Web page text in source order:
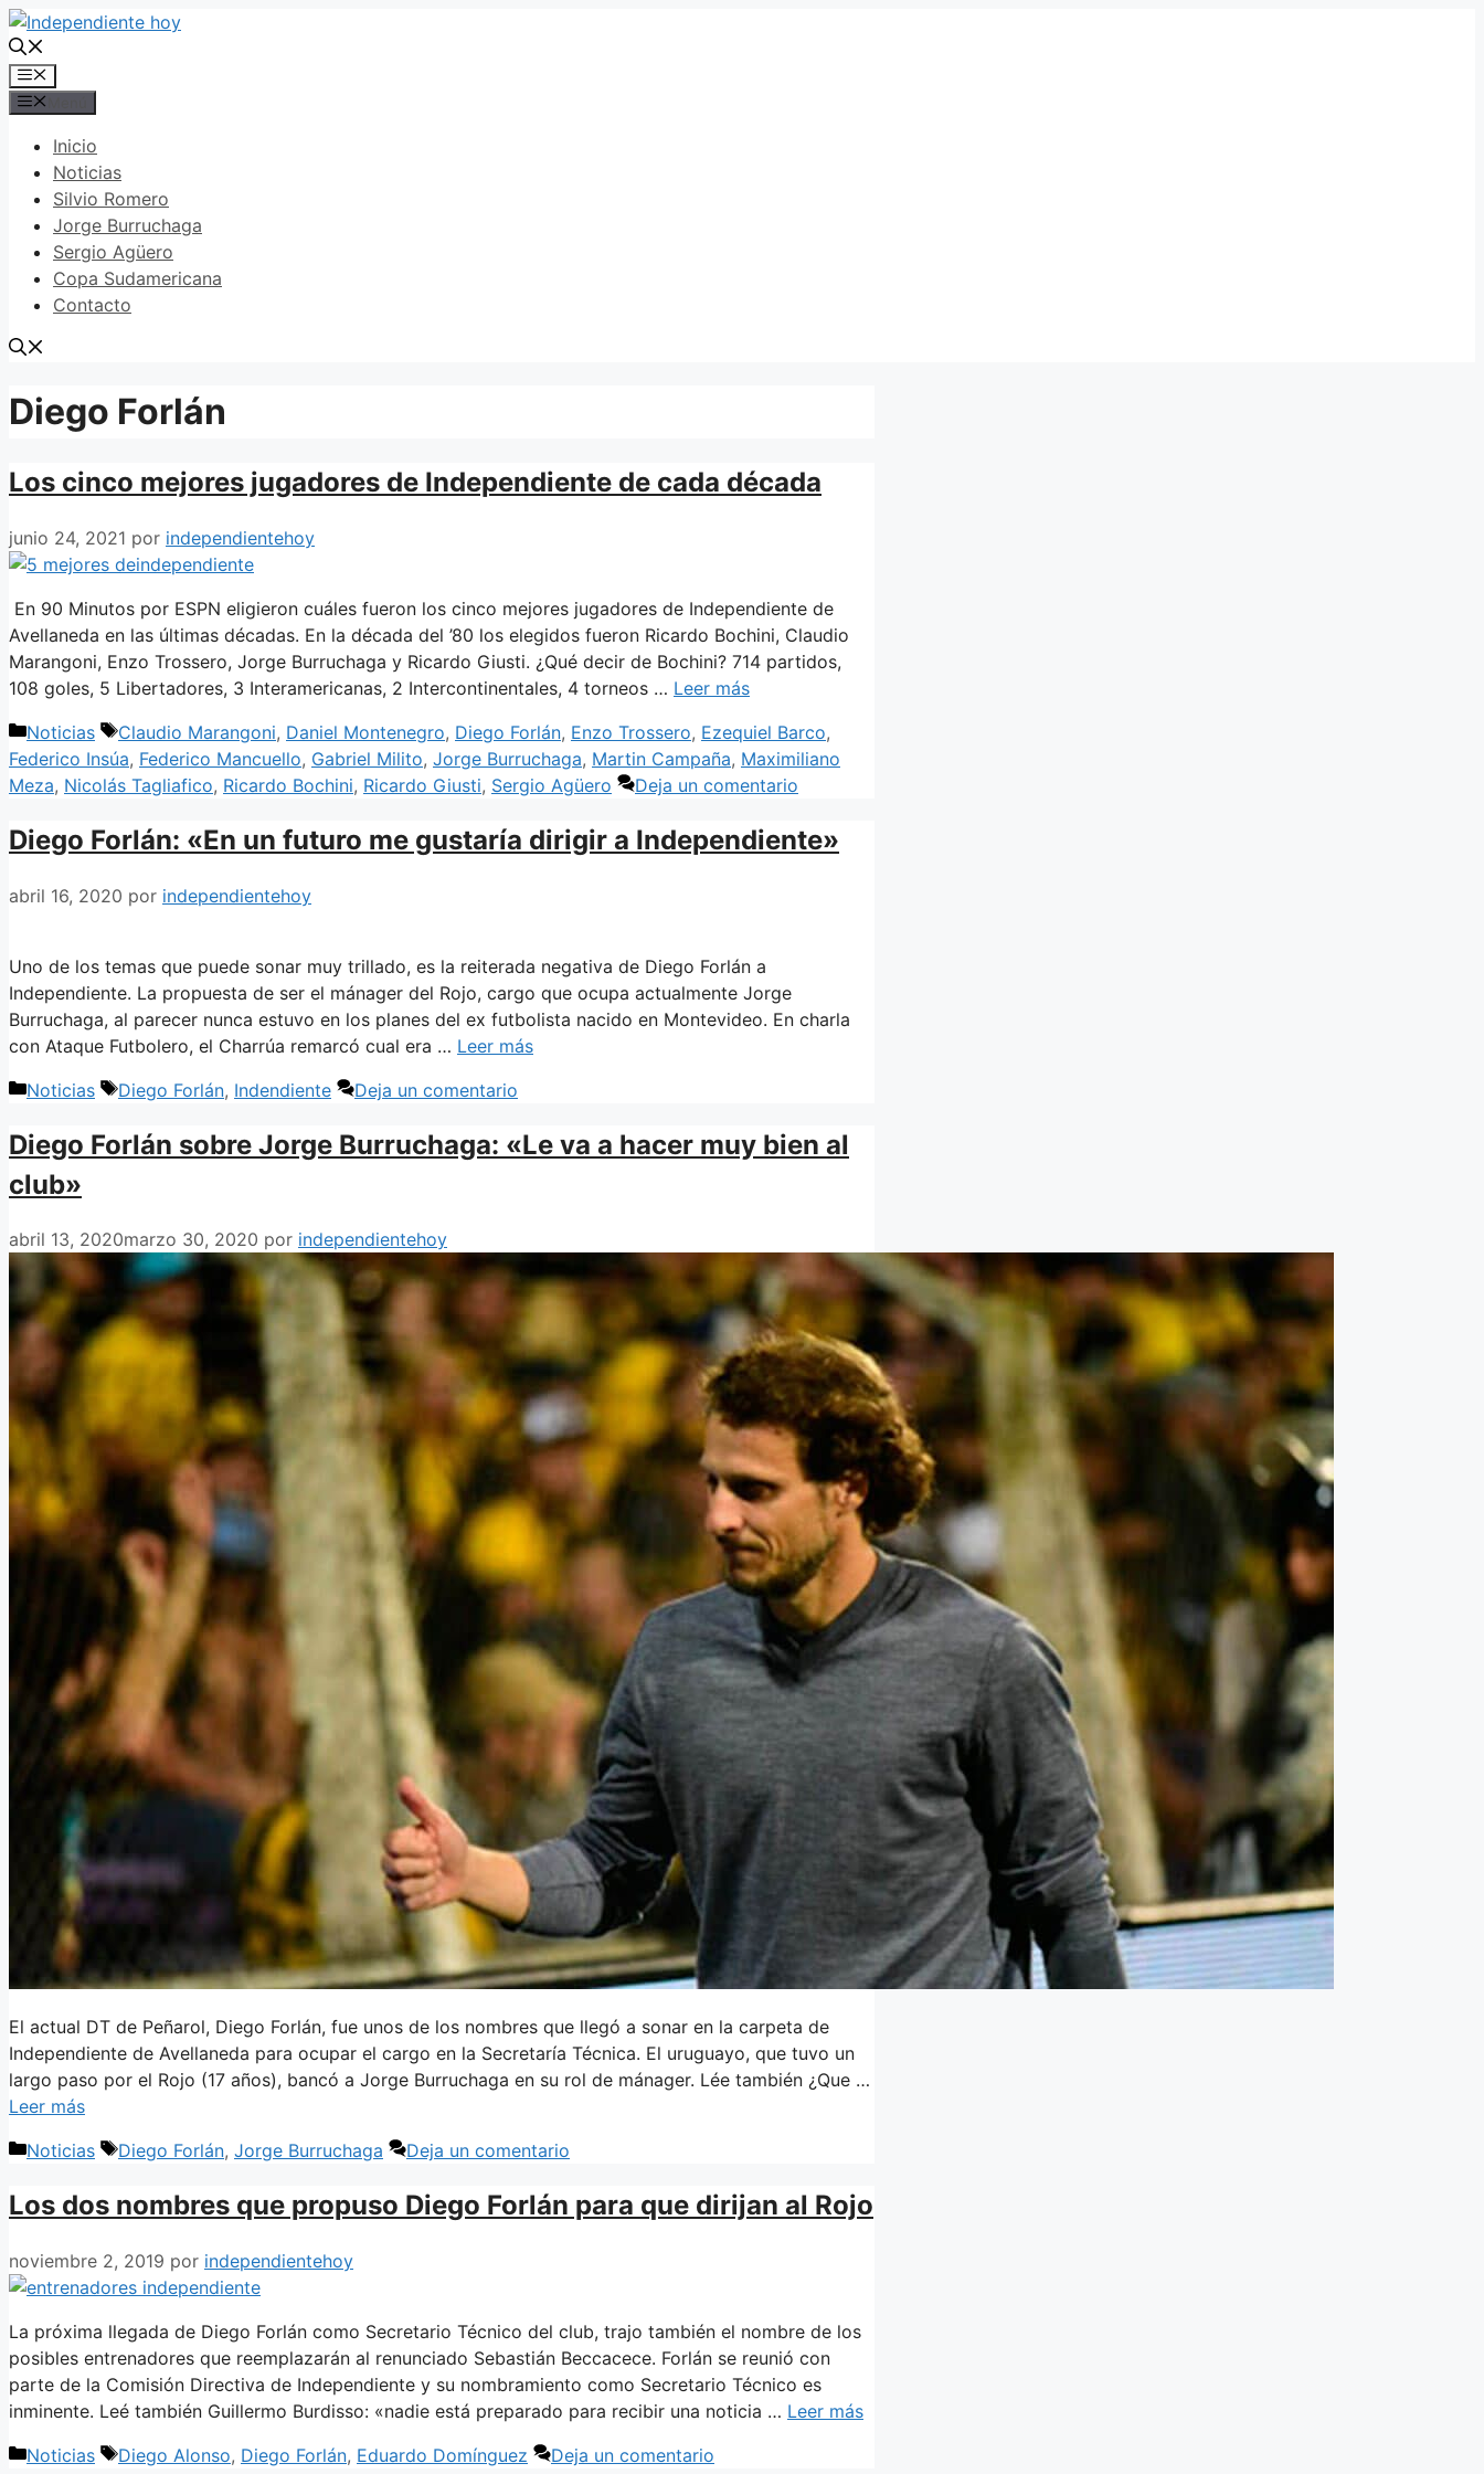
Saltar
al
contenido
Menú
Inicio
Noticias
Silvio Romero
Jorge Burruchaga
Sergio Agüero
Copa Sudamericana
Contacto
Diego Forlán
Los cinco mejores jugadores de Independiente de cada década
junio 24, 2021 por independientehoy
En 90 Minutos por ESPN eligieron cuáles fueron los cinco mejores jugadores de Independiente de
Avellaneda en las últimas décadas. En la década del ’80 los elegidos fueron Ricardo Bochini, Claudio
Marangoni, Enzo Trossero, Jorge Burruchaga y Ricardo Giusti. ¿Qué decir de Bochini? 714 partidos,
108 goles, 5 Libertadores, 3 Interamericanas, 2 Intercontinentales, 4 torneos … Leer más
Categorías
Noticias Etiquetas
Claudio Marangoni, Daniel Montenegro, Diego Forlán, Enzo Trossero, Ezequiel Barco,
Federico Insúa, Federico Mancuello, Gabriel Milito, Jorge Burruchaga, Martin Campaña, Maximiliano
Meza, Nicolás Tagliafico, Ricardo Bochini, Ricardo Giusti, Sergio Agüero Deja un comentario
Diego Forlán: «En un futuro me gustaría dirigir a Independiente»
abril 16, 2020 por independientehoy
Uno de los temas que puede sonar muy trillado, es la reiterada negativa de Diego Forlán a
Independiente. La propuesta de ser el mánager del Rojo, cargo que ocupa actualmente Jorge
Burruchaga, al parecer nunca estuvo en los planes del ex futbolista nacido en Montevideo. En charla
con Ataque Futbolero, el Charrúa remarcó cual era … Leer más
Categorías
Noticias Etiquetas
Diego Forlán, Indendiente Deja un comentario
Diego Forlán sobre Jorge Burruchaga: «Le va a hacer muy bien al
club»
abril 13, 2020marzo 30, 2020 por independientehoy
El actual DT de Peñarol, Diego Forlán, fue unos de los nombres que llegó a sonar en la carpeta de
Independiente de Avellaneda para ocupar el cargo en la Secretaría Técnica. El uruguayo, que tuvo un
largo paso por el Rojo (17 años), bancó a Jorge Burruchaga en su rol de mánager. Lée también ¿Que …
Leer más
Categorías
Noticias Etiquetas
Diego Forlán, Jorge Burruchaga Deja un comentario
Los dos nombres que propuso Diego Forlán para que dirijan al Rojo
noviembre 2, 2019 por independientehoy
La próxima llegada de Diego Forlán como Secretario Técnico del club, trajo también el nombre de los
posibles entrenadores que reemplazarán al renunciado Sebastián Beccacece. Forlán se reunió con
parte de la Comisión Directiva de Independiente y su nombramiento como Secretario Técnico es
inminente. Leé también Guillermo Burdisso: «nadie está preparado para recibir una noticia … Leer más
Categorías
Noticias Etiquetas
Diego Alonso, Diego Forlán, Eduardo Domínguez Deja un comentario